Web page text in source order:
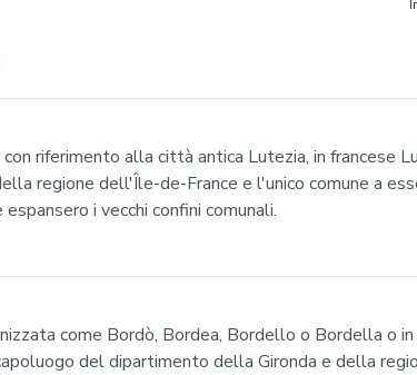
con riferimento alla città antica Lutezia, in
regione dell'Île-de-France e l'unico comune a
i vecchi confini comunali.
come Bordò, Bordea, Bordello o Bordella o
del dipartimento della Gironda e della